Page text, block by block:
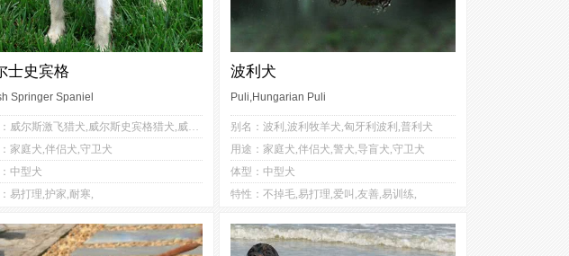
士史宾格
Springer Spaniel
别名：威尔斯激飞猎犬,威尔斯史宾格猎犬,威尔士史宾格犬,威尔士跳猎犬
家庭犬,伴侣犬,守卫犬
中型犬
易打理,护家,耐寒,
3 3
1
3
2
波利犬
Puli,Hungarian Puli
别名：波利,波利牧羊犬,匈牙利波利,普利犬
用途：家庭犬,伴侣犬,警犬,导盲犬,守卫犬
体型：中型犬
特性：不掉毛,易打理,爱叫,友善,易训练,
4 2
2 5
3
2